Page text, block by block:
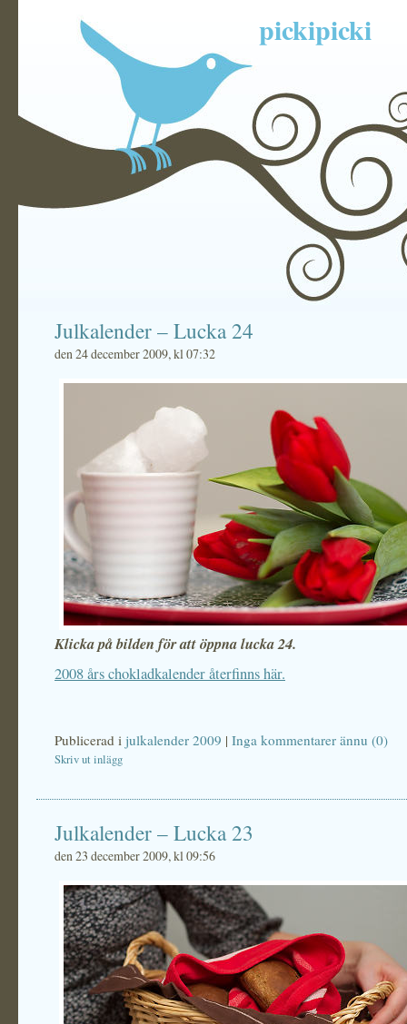
pickipicki
Julkalender – Lucka 24
den 24 december 2009, kl 07:32
Klicka på bilden för att öppna lucka 24.
2008 års chokladkalender återfinns här.
Publicerad i julkalender 2009 | Inga kommentarer ännu (0)
Skriv ut inlägg
Julkalender – Lucka 23
den 23 december 2009, kl 09:56